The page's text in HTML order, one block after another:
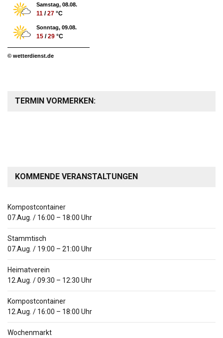
Samstag, 08.08.
11 /27 °C
Sonntag, 09.08.
15 /29 °C
© wetterdienst.de
TERMIN VORMERKEN:
KOMMENDE VERANSTALTUNGEN
Kompostcontainer
07.Aug. / 16:00 – 18:00 Uhr
Stammtisch
07.Aug. / 19:00 – 21:00 Uhr
Heimatverein
12.Aug. /09:30 – 12:30 Uhr
Kompostcontainer
12.Aug. / 16:00 – 18:00 Uhr
Wochenmarkt